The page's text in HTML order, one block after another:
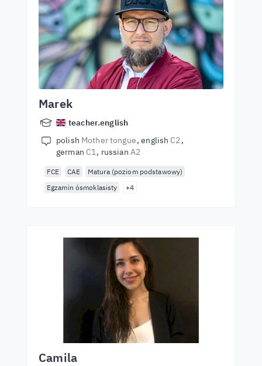
Marek
teacher.english
polish Mother tongue english C2
german C1 russian A2
FCE CAE
Matura (poziom podstawowy)
Egzamin ósmoklasisty
+4
Camila